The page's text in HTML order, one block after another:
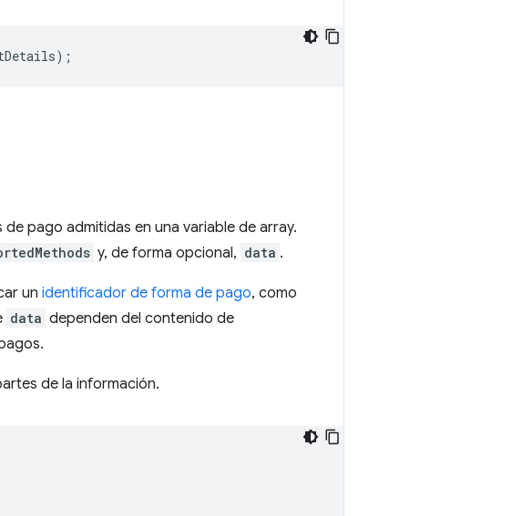
);
de pago admitidas en una variable de array.
y, de forma opcional, data .
un identificador de forma de pago, como
data dependen del contenido de
de la información.